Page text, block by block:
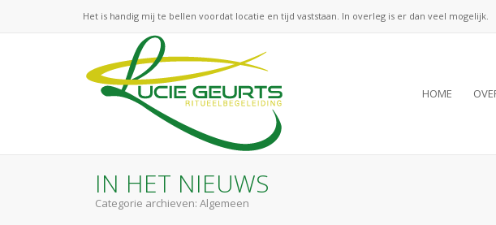
Het is handig mij te bellen voordat locatie en tijd vaststaan. In overleg is er dan veel mogelijk.
HOME
IN HET NIEUWS
Categorie archieven: Algemeen